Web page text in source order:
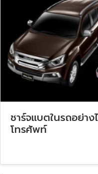
ชาร์จแบตในรถอย่า
โทรศัพท์